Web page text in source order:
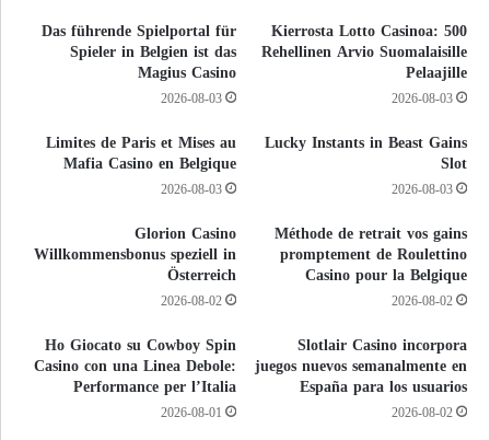
500 Kierrosta Lotto Casinoa:
Rehellinen Arvio Suomalaisille
Pelaajille
2026-08-03
Das führende Spielportal für
Spieler in Belgien ist das
Magius Casino
2026-08-03
Lucky Instants in Beast Gains
Slot
2026-08-03
Limites de Paris et Mises au
Mafia Casino en Belgique
2026-08-03
Méthode de retrait vos gains
promptement de Roulettino
Casino pour la Belgique
2026-08-02
Glorion Casino
Willkommensbonus speziell in
Österreich
2026-08-02
Slotlair Casino incorpora
juegos nuevos semanalmente en
España para los usuarios
2026-08-02
Ho Giocato su Cowboy Spin
Casino con una Linea Debole:
Performance per l’Italia
2026-08-01